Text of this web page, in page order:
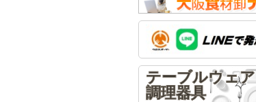
テーブルウェア
調理器具